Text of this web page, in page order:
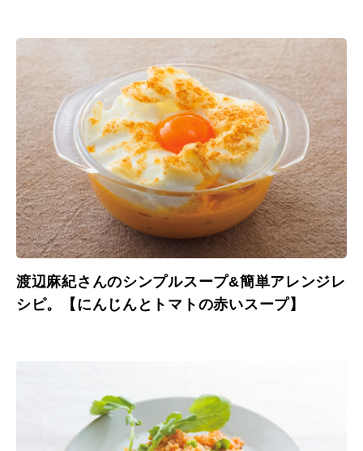
渡辺麻紀さんのシンプルスープ&簡単アレンジレ
シピ。【にんじんとトマトの赤いスープ】